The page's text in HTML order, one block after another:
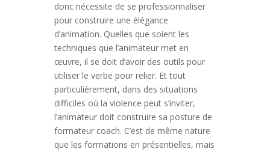
donc nécessite de se professionnaliser
pour construire une élégance
d’animation. Quelles que soient les
techniques que l’animateur met en
œuvre, il se doit d’avoir des outils pour
utiliser le verbe pour relier. Et tout
particulièrement, dans des situations
difficiles où la violence peut s’inviter,
l’animateur doit construire sa posture de
formateur coach. C’est de même nature
que les formations en présentielles, mais